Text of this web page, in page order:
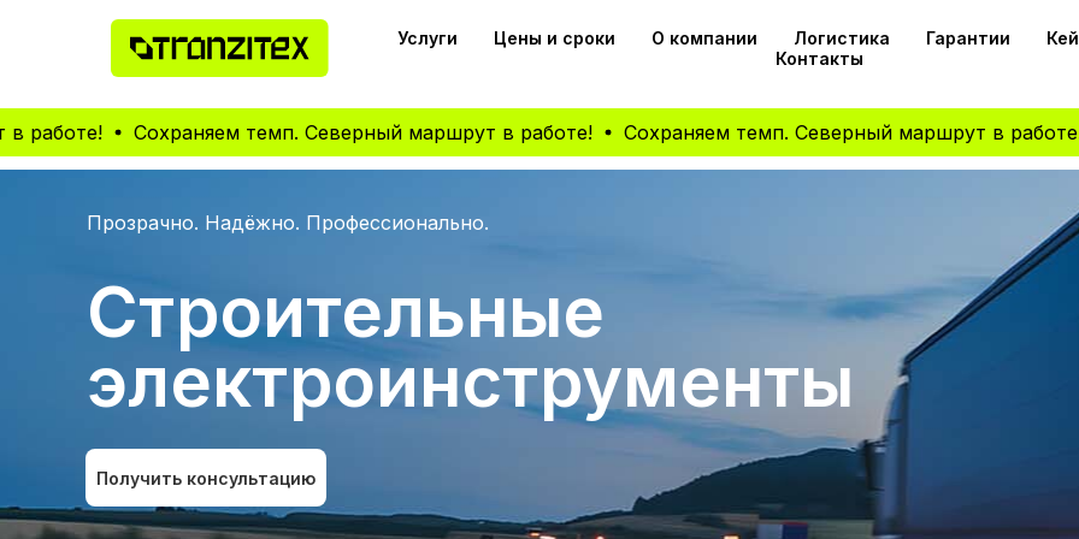
Услуги Цены и сроки О компании Логистика Гарантии
Контакты
Сохраняем темп. Северный маршрут в работе! Сохраняем темп. Северный маршрут в работе!
Получить консультацию
Прозрачно. Надёжно. Профессионально.
Строительные
электроинструменты